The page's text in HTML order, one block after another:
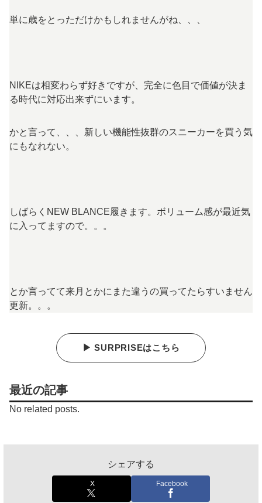
単に歳をとっただけかもしれませんがね、、、
NIKEは相変わらず好きですが、完全に色目で価値が決ま
る時代に対応出来ずにいます。
かと言って、、、新しい機能性抜群のスニーカーを買う気
にもなれない。
しばらくNEW BLANCE履きます。ボリューム感が最近気
に入ってますので。。。
とか言ってて来月とかにまた違うの買ってたらすいません
更新。。。
▶ SURPRISEはこちら
最近の記事
No related posts.
シェアする
X Facebook